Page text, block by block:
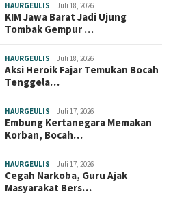
HAURGEULIS Juli 18, 2026
KIM Jawa Barat Jadi Ujung
Tombak Gempur …
HAURGEULIS Juli 18, 2026
Aksi Heroik Fajar Temukan Bocah
Tenggela…
HAURGEULIS Juli 17, 2026
Embung Kertanegara Memakan
Korban, Bocah…
HAURGEULIS Juli 17, 2026
Cegah Narkoba, Guru Ajak
Masyarakat Bers…